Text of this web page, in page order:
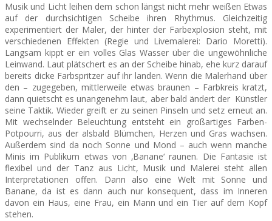
Musik und Licht leihen dem schon längst nicht mehr weißen Etwas
auf der durchsichtigen Scheibe ihren Rhythmus. Gleichzeitig
experimentiert der Maler, der hinter der Farbexplosion steht, mit
verschiedenen Effekten (Regie und Livemalerei: Dario Moretti).
Langsam kippt er ein volles Glas Wasser über die ungewöhnliche
Leinwand. Laut plätschert es an der Scheibe hinab, ehe kurz darauf
bereits dicke Farbspritzer auf ihr landen. Wenn die Malerhand über
den – zugegeben, mittlerweile etwas braunen – Farbkreis kratzt,
dann quietscht es unangenehm laut, aber bald ändert der Künstler
seine Taktik. Wieder greift er zu seinen Pinseln und setz erneut an.
Mit wechselnder Beleuchtung entsteht ein großartiges Farben-
Potpourri, aus der alsbald Blümchen, Herzen und Gras wachsen.
Außerdem sind da noch Sonne und Mond – auch wenn manche
Minis im Publikum etwas von ‚Banane‘ raunen. Die Fantasie ist
flexibel und der Tanz aus Licht, Musik und Malerei steht allen
Interpretationen offen. Dann also eine Welt mit Sonne und
Banane, da ist es dann auch nur konsequent, dass im Inneren
davon ein Haus, eine Frau, ein Mann und ein Tier auf dem Kopf
stehen.